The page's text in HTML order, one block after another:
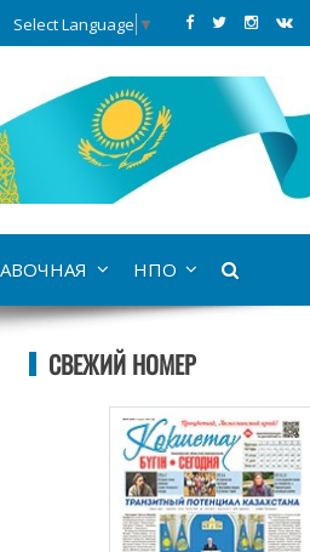
Select Language ▼
НПО
СВЕЖИЙ НОМЕР